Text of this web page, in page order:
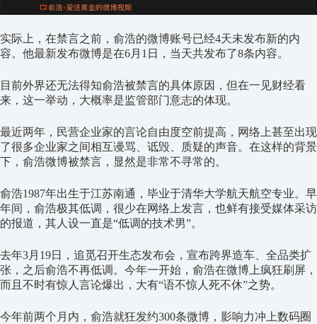
实际上，在禁言之前，俞浩的微博账号已经4天未发布新的内
容。他最新发布微博是在6月 1 日，当天共发布了8条内容。
目前外界还无法得知俞浩被禁言的具体原因，但在一见财经看
来，这一举动，大概率是监管部门意志的体现。
最近两年，民营企业家的言论自由度空前提高，网络上甚至出现
了很多企业家之间相互谩骂、诋毁、质疑的声音。在这样的背景
下，俞浩微博被禁言，显然是非常不寻常的。
俞浩1987年出生于江苏南通，毕业于清华大学航天航空专业。早
年间，俞浩极其低调，很少在网络上发言，也鲜有接受媒体采访
的报道，其人设一直是“低调的技术男”。
去年3月 19日，追觅召开生态发布会，宣布跨界造车、全品类扩
张，之后俞浩不再低调。今年一开始，俞浩在微博上疯狂刷屏，
而且不时有惊人言论爆出，大有“语不惊人死不休”之势。
今年前两个月内，俞浩就狂发约300条微博，影响力冲上数码圈